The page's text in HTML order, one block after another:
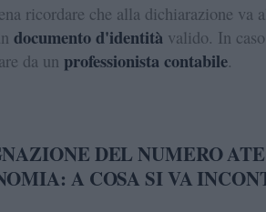
ricordare che alla dichiarazione va
documento d'identità valido. In
da un professionista contabile.
DEL NUMERO
A COSA SI VA